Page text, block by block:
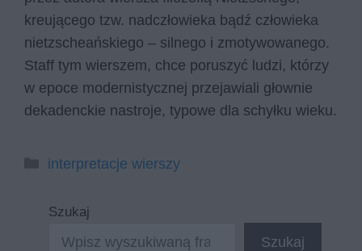
kreującego tzw. nadczłowieka bądź człowieka
nietzscheańskiego – silnego i zmotywowanego.
Staff tym wierszem, chce poruszyć ludzi, którzy
w epoce modernistycznej przejawiali głownie
dekadenckie nastroje, typowe dla schyłku wieku.
Kategorie
interpretacje wierszy
Szukaj
Szukaj